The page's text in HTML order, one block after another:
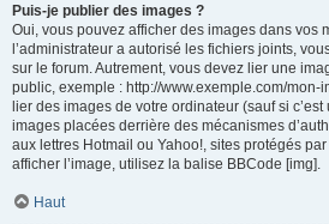
Puis-je publier des images ?
Oui, vous pouvez afficher des images dans vos
l’administrateur a autorisé les fichiers joints,
sur le forum. Autrement, vous devez lier une
public, exemple : http://www.exemple.com/mon-
lier des images de votre ordinateur (sauf si
images placées derrière des mécanismes
aux lettres Hotmail ou Yahoo!, sites protégés
afficher l’image, utilisez la balise BBCode [img].
Haut